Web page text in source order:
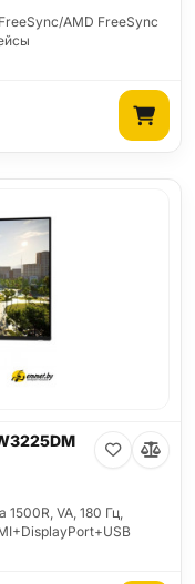
AMD FreeSync
1500R, VA, 180 Гц,